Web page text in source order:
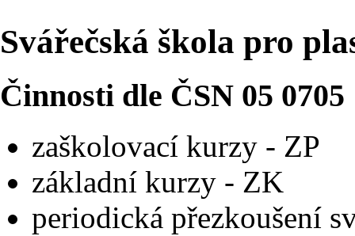
Svářečská škola pro
Činnosti dle ČSN 05 0705
zaškolovací kurzy - ZP
základní kurzy - ZK
periodická přezkoušení